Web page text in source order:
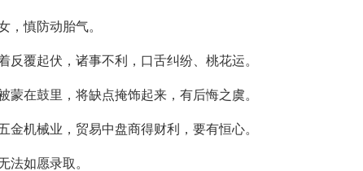
，慎防动胎气。
反覆起伏，诸事不利，口舌纠纷、桃花运。
蒙在鼓里，将缺点掩饰起来，有后悔之虞。
金机械业，贸易中盘商得财利，要有恒心。
法如愿录取。